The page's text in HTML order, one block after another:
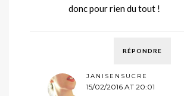
donc pour rien du tout !
RÉPONDRE
JANISENSUCRE
15/02/2016 AT 20:01